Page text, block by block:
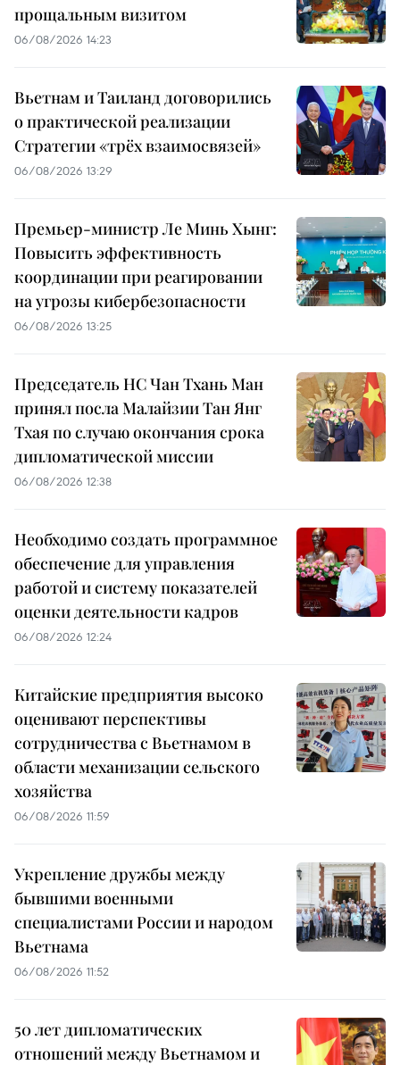
прощальным визитом
06/08/2026 14:23
Вьетнам и Таиланд договорились
о практической реализации
Стратегии «трёх взаимосвязей»
06/08/2026 13:29
Премьер-министр Ле Минь Хынг:
Повысить эффективность
координации при реагировании
на угрозы кибербезопасности
06/08/2026 13:25
Председатель НС Чан Тхань Ман
принял посла Малайзии Тан Янг
Тхая по случаю окончания срока
дипломатической миссии
06/08/2026 12:38
Необходимо создать программное
обеспечение для управления
работой и систему показателей
оценки деятельности кадров
06/08/2026 12:24
Китайские предприятия высоко
оценивают перспективы
сотрудничества с Вьетнамом в
области механизации сельского
хозяйства
06/08/2026 11:59
Укрепление дружбы между
бывшими военными
специалистами России и народом
Вьетнама
06/08/2026 11:52
50 лет дипломатических
отношений между Вьетнамом и